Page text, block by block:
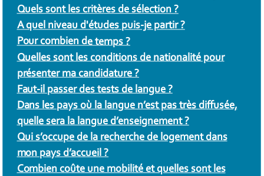
Quels sont les critères de sélection ?
A quel niveau d'études puis-je partir ?
Pour combien de temps ?
Quelles sont les conditions de nationalité pour
présenter ma candidature ?
Faut-il passer des tests de langue ?
Dans les pays où la langue n’est pas très diffusée,
quelle sera la langue d’enseignement ?
Qui s’occupe de la recherche de logement dans
mon pays d’accueil ?
Combien coûte une mobilité et quelles sont les